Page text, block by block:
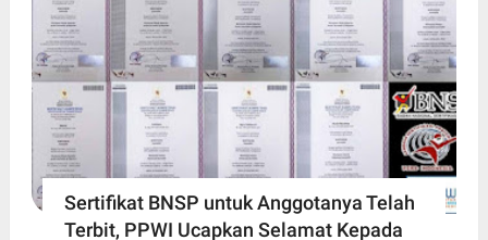
Sertifikat BNSP untuk Anggotanya Telah
Terbit, PPWI Ucapkan Selamat Kepada